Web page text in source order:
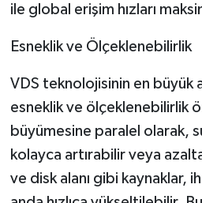
ile global erişim hızları
Esneklik ve Ölçeklenebilirlik
VDS teknolojisinin en büyük
esneklik ve ölçeklenebilirlik
büyümesine paralel olarak,
kolayca artırabilir veya
ve disk alanı gibi kaynaklar,